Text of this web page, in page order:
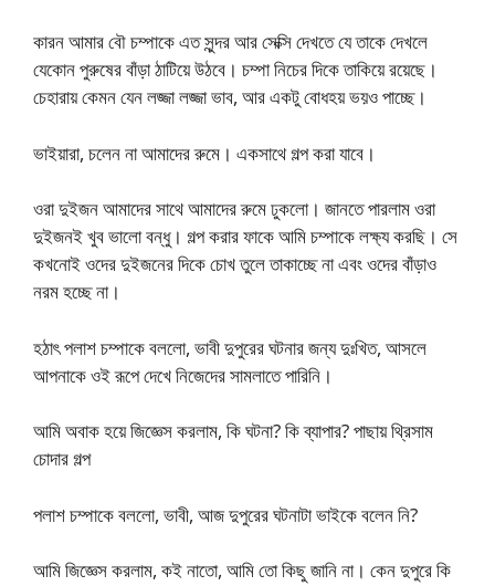
কারন আমার বৌ চম্পাকে এত সুন্দর আর সেক্সি দেখতে যে তাকে দেখলে
যেকোন পুরুষের বাঁড়া ঠাটিয়ে উঠবে। চম্পা নিচের দিকে তাকিয়ে রয়েছে।
চেহারায় কেমন যেন লজ্জা লজ্জা ভাব, আর একটু বোধহয় ভয়ও পাচ্ছে।
ভাইয়ারা, চলেন না আমাদের রুমে। একসাথে গল্প করা যাবে।
ওরা দুইজন আমাদের সাথে আমাদের রুমে ঢুকলো। জানতে পারলাম ওরা
দুইজনই খুব ভালো বন্ধু। গল্প করার ফাকে আমি চম্পাকে লক্ষ্য করছি। সে
কখনোই ওদের দুইজনের দিকে চোখ তুলে তাকাচ্ছে না এবং ওদের বাঁড়াও
নরম হচ্ছে না।
হঠাৎ পলাশ চম্পাকে বললো, ভাবী দুপুরের ঘটনার জন্য দুঃখিত, আসলে
আপনাকে ওই রূপে দেখে নিজেদের সামলাতে পারিনি।
আমি অবাক হয়ে জিজ্ঞেস করলাম, কি ঘটনা? কি ব্যাপার? পাছায় থ্রিসাম
চোদার গল্প
পলাশ চম্পাকে বললো, ভাবী, আজ দুপুরের ঘটনাটা ভাইকে বলেন নি?
আমি জিজ্ঞেস করলাম, কই নাতো, আমি তো কিছু জানি না। কেন দুপুরে কি